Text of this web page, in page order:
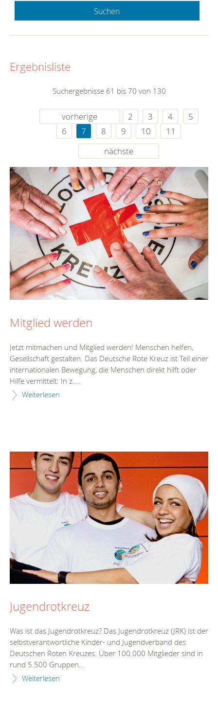
Suchen
Ergebnisliste
Suchergebnisse 61 bis 70 von 130
vorherige 2 3 4
5
6
7 8 9 10
11
nächste
Mitglied werden
Jetzt mitmachen und Mitglied werden! Menschen helfen,
Gesellschaft gestalten. Das Deutsche Rote Kreuz ist Teil einer
internationalen Bewegung, die Menschen direkt hilft oder
Hilfe vermittelt: In z....
Weiterlesen
Jugendrotkreuz
Was ist das Jugendrotkreuz? Das Jugendrotkreuz (JRK) ist der
selbstverantwortliche Kinder- und Jugendverband des
Deutschen Roten Kreuzes. Über 100.000 Mitglieder sind in
rund 5.500 Gruppen...
Weiterlesen